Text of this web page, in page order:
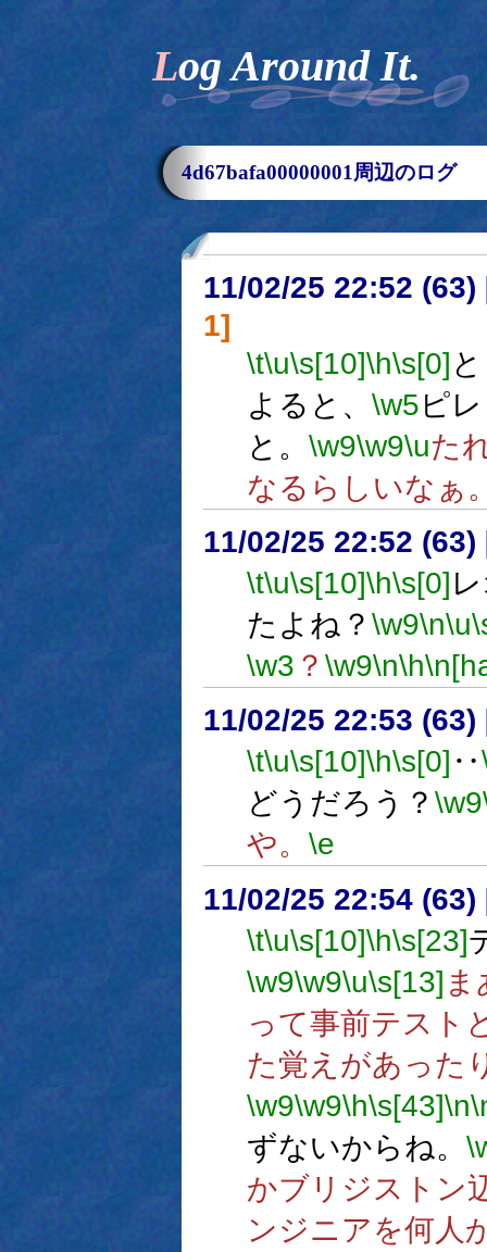
Log Around It.
4d67bafa00000001周辺のログ
11/02/25 22:52 (63)
1]
\t\u\s[10]\h\s[0]
よると、 \w5ピ
と。 \w9\w9\uた
なるらしいなぁ
11/02/25 22:52 (63)
\t\u\s[10]\h\s[0]
たよね？ \w9\n\u
\w3 ？ \w9\n\h
11/02/25 22:53 (63)
\t\u\s[10]\h\s[0] ‥
どうだろう？ \w9
や。 \e
11/02/25 22:54 (63)
\t\u\s[10]\h\s[23]
\w9\w9\u\s[13] ま
って事前テスト
た覚えがあった
\w9\w9\h\s[43]\n
ずないからね。
かブリジストン
ンジニアを何人